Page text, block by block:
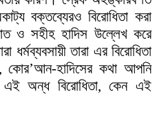
বক্তব্যেরও বিরোধিতা করা
ও সহীহ হাদিস উল্লেখ করে
তারা এর বিরোধিতা
হাদিসের কথা আপনি
অন্ধ বিরোধিতা, কেন এই